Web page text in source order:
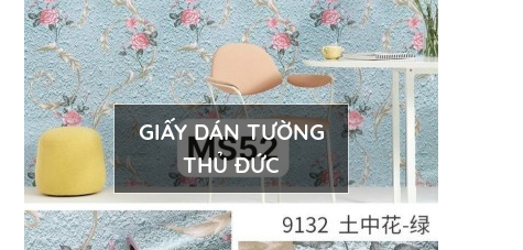
GIẤY DÁN TƯỜNG
THỦ ĐỨC